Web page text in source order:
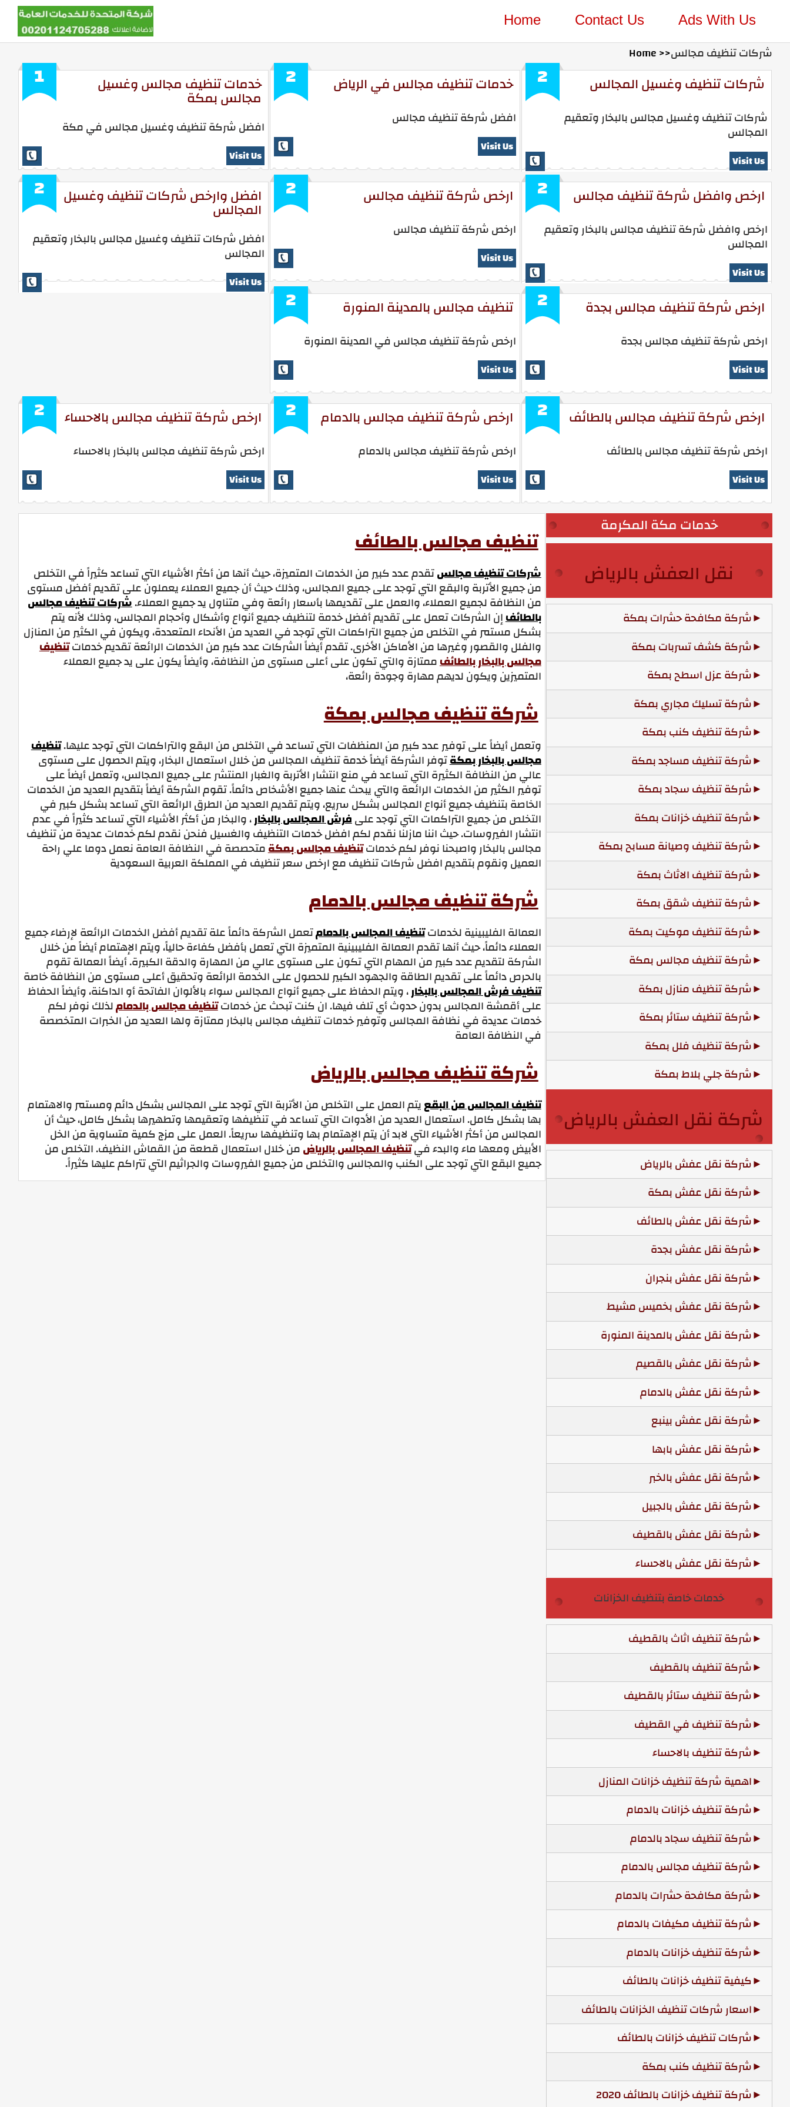
Home Contact Us Ads With Us
Home >>شركات تنظيف مجالس
1 خدمات تنظيف مجالس وغسيل
مجالس بمكة
افضل شركة تنظيف وغسيل مجالس في مكة
Visit Us
2 خدمات تنظيف مجالس في الرياض
افضل شركة تنظيف مجالس
Visit Us
2 شركات تنظيف وغسيل المجالس
شركات تنظيف وغسيل مجالس بالبخار وتعقيم
المجالس
Visit Us
2 افضل وارخص شركات تنظيف وغسيل
المجالس
افضل شركات تنظيف وغسيل مجالس بالبخار وتعقيم
المجالس
Visit Us
2 ارخص شركة تنظيف مجالس
ارخص شركة تنظيف مجالس
Visit Us
2 ارخص وافضل شركة تنظيف مجالس
ارخص وافضل شركة تنظيف مجالس بالبخار وتعقيم
المجالس
Visit Us
2 تنظيف مجالس بالمدينة المنورة
ارخص شركة تنظيف مجالس في المدينة المنورة
Visit Us
2 ارخص شركة تنظيف مجالس بجدة
ارخص شركة تنظيف مجالس بجدة
Visit Us
2 ارخص شركة تنظيف مجالس بالاحساء
ارخص شركة تنظيف مجالس بالبخار بالاحساء
Visit Us
2 ارخص شركة تنظيف مجالس بالدمام
ارخص شركة تنظيف مجالس بالدمام
Visit Us
2 ارخص شركة تنظيف مجالس بالطائف
ارخص شركة تنظيف مجالس بالطائف
Visit Us
تنظيف مجالس بالطائف
شركات تنظيف مجالستقدم عدد كبير من الخدمات المتميزة، حيث أنها من أكثر الأشياء التي تساعد كثيراً في التخلص
من جميع الأتربة والبقع التي توجد على جميع المجالس، وذلك حيث أن جميع العملاء يعملون على تقديم أفضل مستوى
من النظافة لجميع العملاء، والعمل على تقديمها بأسعار رائعة وفي متناول يد جميع العملاء.شركات تنظيف مجالس
بالطائفإن الشركات تعمل على تقديم أفضل خدمة لتنظيف جميع أنواع وأشكال وأحجام المجالس، وذلك لأنه يتم
بشكل مستمر في التخلص من جميع التراكمات التي توجد في العديد من الأنحاء المتعددة، ويكون في الكثير من المنازل
والفلل والقصور وغيرها من الأماكن الأخرى. تقدم أيضاً الشركات عدد كبير من الخدمات الرائعة تقديم خدماتتنظيف
مجالس بالبخار بالطائفممتازة والتي تكون على أعلى مستوى من النظافة، وأيضاً يكون على يد جميع العملاء
المتميزين ويكون لديهم مهارة وجودة رائعة،
شركة تنظيف مجالس بمكة
وتعمل أيضاً على توفير عدد كبير من المنظفات التي تساعد في التخلص من البقع والتراكمات التي توجد عليها.تنظيف
مجالس بالبخار بمكةتوفر الشركة أيضاً خدمة تنظيف المجالس من خلال استعمال البخار، ويتم الحصول على مستوى
عالي من النظافة الكثيرة التي تساعد في منع انتشار الأتربة والغبار المنتشر على جميع المجالس، وتعمل أيضاً على
توفير الكثير من الخدمات الرائعة والتي يبحث عنها جميع الأشخاص دائماً. تقوم الشركة أيضاً بتقديم العديد من الخدمات
الخاصة بتنظيف جميع أنواع المجالس بشكل سريع، ويتم تقديم العديد من الطرق الرائعة التي تساعد بشكل كبير في
التخلص من جميع التراكمات التي توجد علىفرش المجالس بالبخار، والبخار من أكثر الأشياء التي تساعد كثيراً في عدم
انتشار الفيروسات. حيث اننا مازلنا نقدم لكم افضل خدمات التنظيف والغسيل فنحن نقدم لكم خدمات عديدة من تنظيف
مجالس بالبخار واصبحنا نوفر لكم خدماتتنظيف مجالس بمكةمتحصصة في النظافة العامة نعمل دوما علي راحة
العميل ونقوم بتقديم افضل شركات تنظيف مع ارخص سعر تنظيف في المملكة العربية السعودية
شركة تنظيف مجالس بالدمام
العمالة الفليبينية لخدماتتنظيف المجالس بالدمامتعمل الشركة دائماً علة تقديم أفضل الخدمات الرائعة لإرضاء جميع
العملاء دائماً، حيث أنها تقدم العمالة الفليبينية المتميزة التي تعمل بأفضل كفاءة حالياً، ويتم الإهتمام أيضاً من خلال
الشركة لتقديم عدد كبير من المهام التي تكون على مستوى عالي من المهارة والدقة الكبيرة. أيضاً العمالة تقوم
بالحرص دائماً على تقديم الطاقة والجهود الكبير للحصول على الخدمة الرائعة وتحقيق أعلى مستوى من النظافة خاصة
تنظيف فرش المجالس بالبخار، ويتم الحفاظ على جميع أنواع المجالس سواء بالألوان الفاتحة أو الداكنة، وأيضاً الحفاظ
على أقمشة المجالس بدون حدوث أي تلف فيها. ان كنت تبحث عن خدماتتنظيف مجالس بالدماملذلك نوفر لكم
خدمات عديدة في نظافة المجالس وتوفير خدمات تنظيف مجالس بالبخار ممتازة ولها العديد من الخبرات المتخصصة
في النظافة العامة
شركة تنظيف مجالس بالرياض
تنظيف المجالس من البقعيتم العمل على التخلص من الأتربة التي توجد على المجالس بشكل دائم ومستمر والاهتمام
بها بشكل كامل. استعمال العديد من الأدوات التي تساعد في تنظيفها وتعقيمها وتطهيرها بشكل كامل، حيث أن
المجالس من أكثر الأشياء التي لابد أن يتم الإهتمام بها وتنظيفها سريعاً. العمل على مزج كمية متساوية من الخل
الأبيض ومعها ماء والبدء فيتنظيف المجالس بالرياضمن خلال استعمال قطعة من القماش النظيف. التخلص من
جميع البقع التي توجد على الكنب والمجالس والتخلص من جميع الفيروسات والجراثيم التي تتراكم عليها كثيراً.
خدمات مكة المكرمة
نقل العفش بالرياض
شركة مكافحة حشرات بمكة
شركة كشف تسربات بمكة
شركة عزل اسطح بمكة
شركة تسليك مجاري بمكة
شركة تنظيف كنب بمكة
شركة تنظيف مساجد بمكة
شركة تنظيف سجاد بمكة
شركة تنظيف خزانات بمكة
شركة تنظيف وصيانة مسابح بمكة
شركة تنظيف الاثاث بمكة
شركة تنظيف شقق بمكة
شركة تنظيف موكيت بمكة
شركة تنظيف مجالس بمكة
شركة تنظيف منازل بمكة
شركة تنظيف ستائر بمكة
شركة تنظيف فلل بمكة
شركة جلي بلاط بمكة
شركة نقل العفش بالرياض
شركة نقل عفش بالرياض
شركة نقل عفش بمكة
شركة نقل عفش بالطائف
شركة نقل عفش بجدة
شركة نقل عفش بنجران
شركة نقل عفش بخميس مشيط
شركة نقل عفش بالمدينة المنورة
شركة نقل عفش بالقصيم
شركة نقل عفش بالدمام
شركة نقل عفش بينبع
شركة نقل عفش بابها
شركة نقل عفش بالخبر
شركة نقل عفش بالجبيل
شركة نقل عفش بالقطيف
شركة نقل عفش بالاحساء
خدمات خاصة بتنظيف الخزانات
شركة تنظيف اثاث بالقطيف
شركة تنظيف بالقطيف
شركة تنظيف ستائر بالقطيف
شركة تنظيف في القطيف
شركة تنظيف بالاحساء
اهمية شركة تنظيف خزانات المنازل
شركة تنظيف خزانات بالدمام
شركة تنظيف سجاد بالدمام
شركة تنظيف مجالس بالدمام
شركة مكافحة حشرات بالدمام
شركة تنظيف مكيفات بالدمام
شركة تنظيف خزانات بالدمام
كيفية تنظيف خزانات بالطائف
اسعار شركات تنظيف الخزانات بالطائف
شركات تنظيف خزانات بالطائف
شركة تنظيف كنب بمكة
شركة تنظيف خزانات بالطائف 2020